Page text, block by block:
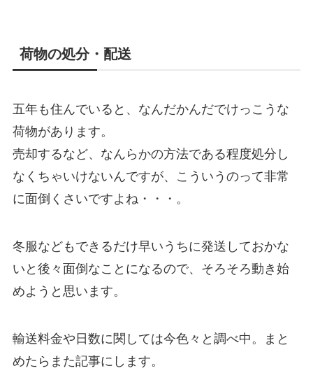
荷物の処分・配送
五年も住んでいると、なんだかんだでけっこうな
荷物があります。
売却するなど、なんらかの方法である程度処分し
なくちゃいけないんですが、こういうのって非常
に面倒くさいですよね・・・。
冬服などもできるだけ早いうちに発送しておかな
いと後々面倒なことになるので、そろそろ動き始
めようと思います。
輸送料金や日数に関しては今色々と調べ中。まと
めたらまた記事にします。